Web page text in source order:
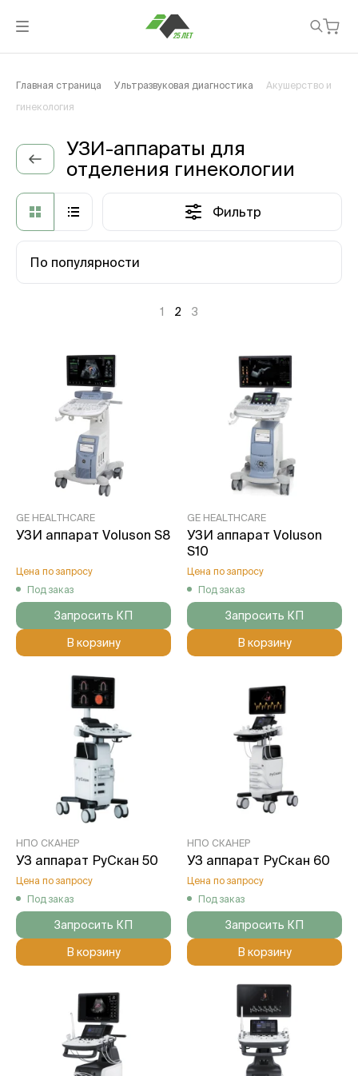
Главная страница Ультразвуковая диагностика Акушерство и
гинекология
УЗИ-аппараты для
отделения гинекологии
Фильтр
По популярности
1 2 3
GE HEALTHCARE
УЗИ аппарат Voluson S8
Цена по запросу
Под заказ
Запросить КП
В корзину
GE HEALTHCARE
УЗИ аппарат Voluson
S10
Цена по запросу
Под заказ
Запросить КП
В корзину
НПО СКАНЕР
УЗ аппарат РуСкан 50
Цена по запросу
Под заказ
Запросить КП
В корзину
НПО СКАНЕР
УЗ аппарат РуСкан 60
Цена по запросу
Под заказ
Запросить КП
В корзину